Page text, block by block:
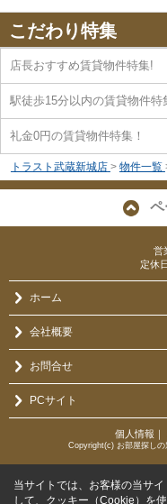
こだわり特集
店長おすすめ賃貸物件特集!
駅徒歩15分以内の賃貸物件特
礼金0円の賃貸物件特集！
トラスト武蔵新城店 > 物件一覧
ペ
営
定休
ホーム
会社概要
お問合せ
PCサイト
個人情報
Copyright(c) お部屋探し
当サイトでは、お客様の当サ
して、クッキー（Cookie）を使